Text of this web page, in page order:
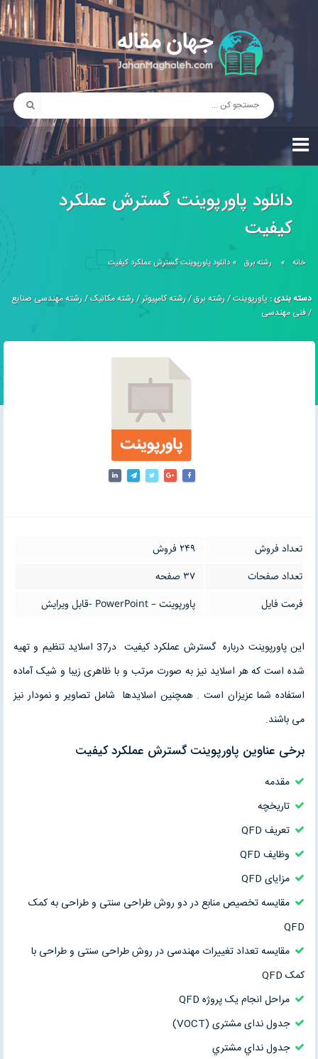
دانلود پاورپوینت گسترش عملکرد
کیفیت
خانه » رشته برق »دانلود پاورپوینت گسترش عملکرد کیفیت
دسته بندی : پاورپوینت/رشته برق/رشته کامپیوتر/رشته مکانیک/رشته مهندسی صنایع
/فنی مهندسی
تعداد فروش
249 فروش
تعداد صفحات
37 صفحه
فرمت فایل
پاورپوینت – PowerPoint -قابل ویرایش
این پاورپوینت درباره گسترش عملکرد کیفیت در37 اسلاید تنظیم و تهیه
شده است که هر اسلاید نیز به صورت مرتب و با ظاهری زیبا و شیک آماده
استفاده شما عزیزان است . همچنین اسلایدها شامل تصاویر و نمودار نیز
می باشند.
برخی عناوین پاورپوینت گسترش عملکرد کیفیت
مقدمه
تاریخچه
تعریف QFD
وظایف QFD
مزایای QFD
مقایسه تخصیص منابع در دو روش طراحی سنتی و طراحی به کمک
QFD
مقایسه تعداد تغییرات مهندسی در روش طراحی سنتی و طراحی با
کمک QFD
مراحل انجام یک پروژه QFD
جدول ندای مشتری (VOCT)
جدول نداي مشتري